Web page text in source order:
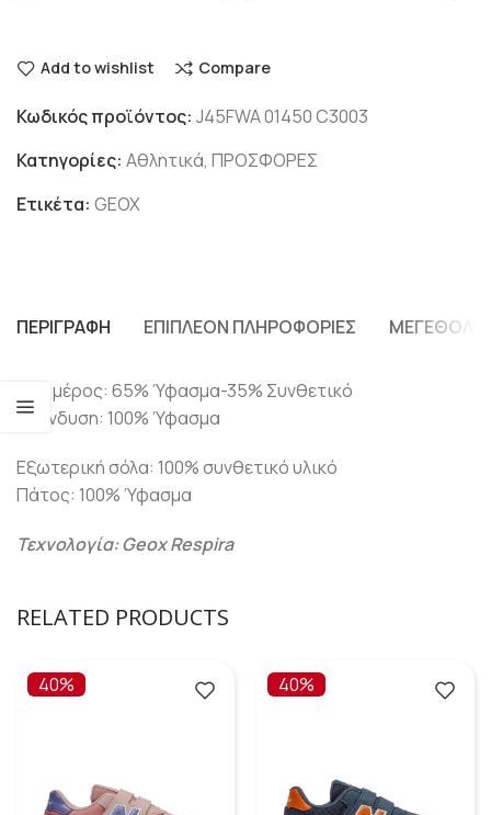
Add to wishlist Compare
Κωδικός προϊόντος: J45FWA 01450 C3003
Κατηγορίες: Αθλητικά, ΠΡΟΣΦΟΡΕΣ
Ετικέτα: GEOX
ΠΕΡΙΓΡΑΦΉ ΕΠΙΠΛΈΟΝ ΠΛΗΡΟΦΟΡΊΕΣ
Άνω μέρος: 65% Ύφασμα-35% Συνθετικό
Επένδυση: 100% Ύφασμα
Εξωτερική σόλα: 100% συνθετικό υλικό
Πάτος: 100% Ύφασμα
Τεχνολογία: Geox Respira
RELATED PRODUCTS
40% 40%